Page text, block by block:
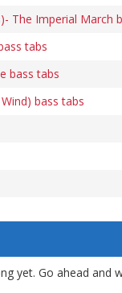
The Imperial March
tabs
bass tabs
bass tabs
yet. Go ahead and